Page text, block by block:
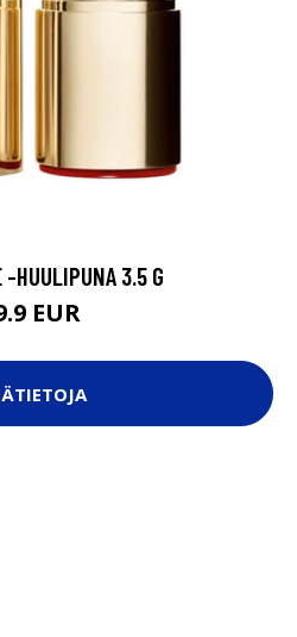
-HUULIPUNA 3.5 G
EUR